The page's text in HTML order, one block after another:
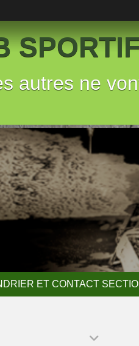
autres ne
ET CONTACT